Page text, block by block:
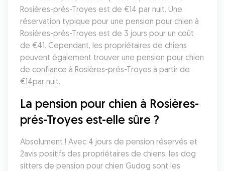
Rosières-prés-Troyes est de €14 par nuit. Une
réservation typique pour une pension pour chien à
Rosières-prés-Troyes est de 3 jours pour un coût
de €41. Cependant, les propriétaires de chiens
peuvent également trouver une pension pour chien
de confiance à Rosières-prés-Troyes à partir de
€14par nuit.
La pension pour chien à Rosières-
prés-Troyes est-elle sûre ?
Absolument ! Avec 4 jours de pension réservés et
2avis positifs des propriétaires de chiens, les dog
sitters de pension pour chien Gudog sont les